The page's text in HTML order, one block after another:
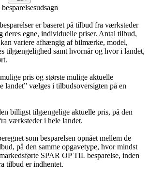
er baseret på tilbud fra værksteder
deres egne, individuelle priser. Antal tilbud,
kan variere afhængig af bilmærke, model,
tilgængelighed samt hvornår og hvor i landet,
pris og største mulige aktuelle
landet” vælges i tilbudsoversigten på en
billigst tilgængelige aktuelle pris, på den
værksteder i hele landet.
som besparelsen opnået mellem de
på den samme opgavetype, hvor mindst
SPAR OP TIL besparelse, inden
tilbud er indhentet.